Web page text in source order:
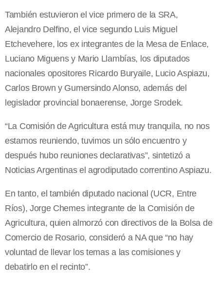
También estuvieron el vice primero de la SRA,
Alejandro Delfino, el vice segundo Luis Miguel
Etchevehere, los ex integrantes de la Mesa de Enlace,
Luciano Miguens y Mario Llambías, los diputados
nacionales opositores Ricardo Buryaile, Lucio Aspiazu,
Carlos Brown y Gumersindo Alonso, además del
legislador provincial bonaerense, Jorge Srodek.
“La Comisión de Agricultura está muy tranquila, no nos
estamos reuniendo, tuvimos un sólo encuentro y
después hubo reuniones declarativas”, sintetizó a
Noticias Argentinas el agrodiputado correntino Aspiazu.
En tanto, el también diputado nacional (UCR, Entre
Ríos), Jorge Chemes integrante de la Comisión de
Agricultura, quien almorzó con directivos de la Bolsa de
Comercio de Rosario, consideró a NA que “no hay
voluntad de llevar los temas a las comisiones y
debatirlo en el recinto”.